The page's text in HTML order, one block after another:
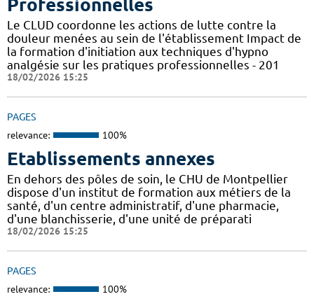
Professionnelles
Le CLUD coordonne les actions de lutte contre la
douleur menées au sein de l'établissement Impact de
la formation d'initiation aux techniques d'hypno
analgésie sur les pratiques professionnelles - 201
18/02/2026 15:25
PAGES
relevance: 100%
Etablissements annexes
En dehors des pôles de soin, le CHU de Montpellier
dispose d'un institut de formation aux métiers de la
santé, d'un centre administratif, d'une pharmacie,
d'une blanchisserie, d'une unité de préparati
18/02/2026 15:25
PAGES
relevance: 100%